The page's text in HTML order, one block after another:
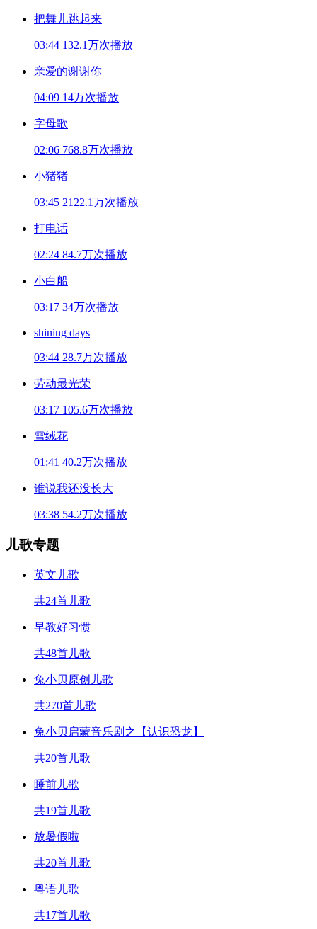
把舞儿跳起来
03:44 132.1万次播放
亲爱的谢谢你
04:09 14万次播放
字母歌
02:06 768.8万次播放
小猪猪
03:45 2122.1万次播放
打电话
02:24 84.7万次播放
小白船
03:17 34万次播放
shining days
03:44 28.7万次播放
劳动最光荣
03:17 105.6万次播放
雪绒花
01:41 40.2万次播放
谁说我还没长大
03:38 54.2万次播放
儿歌专题
英文儿歌
共24首儿歌
早教好习惯
共48首儿歌
兔小贝原创儿歌
共270首儿歌
兔小贝启蒙音乐剧之【认识恐龙】
共20首儿歌
睡前儿歌
共19首儿歌
放暑假啦
共20首儿歌
粤语儿歌
共17首儿歌